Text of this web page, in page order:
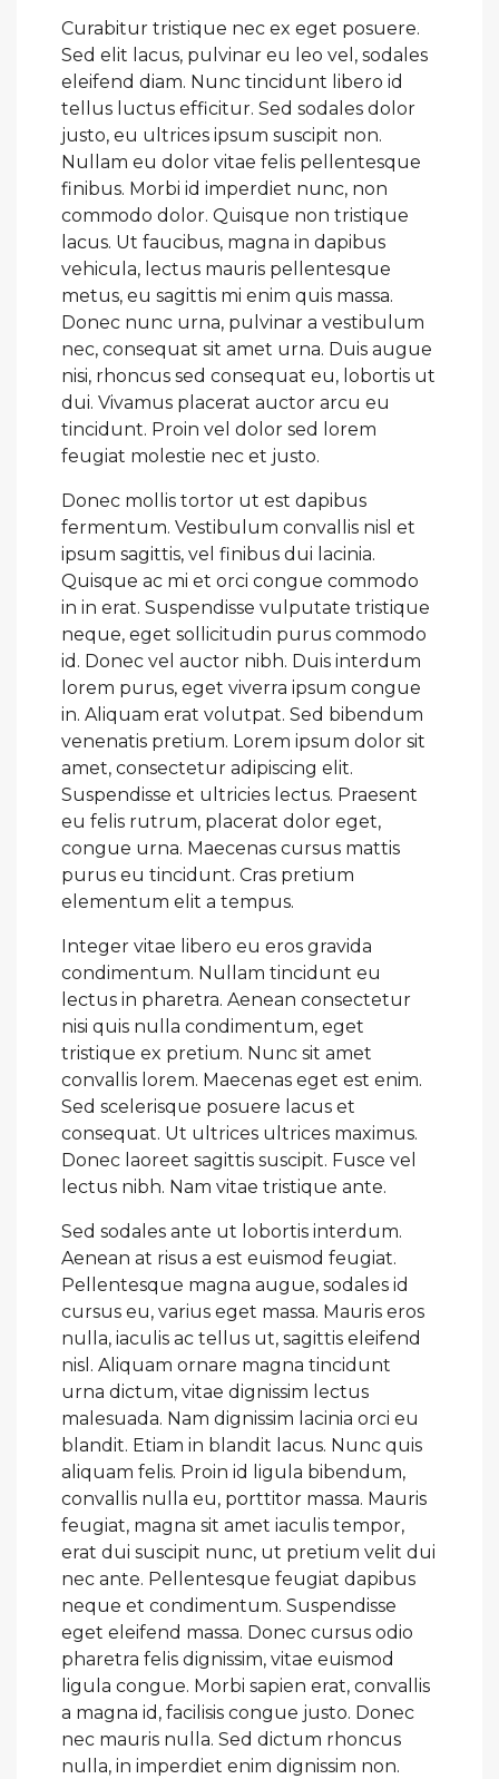
Curabitur tristique nec ex eget posuere.
Sed elit lacus, pulvinar eu leo vel, sodales
eleifend diam. Nunc tincidunt libero id
tellus luctus efficitur. Sed sodales dolor
justo, eu ultrices ipsum suscipit non.
Nullam eu dolor vitae felis pellentesque
finibus. Morbi id imperdiet nunc, non
commodo dolor. Quisque non tristique
lacus. Ut faucibus, magna in dapibus
vehicula, lectus mauris pellentesque
metus, eu sagittis mi enim quis massa.
Donec nunc urna, pulvinar a vestibulum
nec, consequat sit amet urna. Duis augue
nisi, rhoncus sed consequat eu, lobortis ut
dui. Vivamus placerat auctor arcu eu
tincidunt. Proin vel dolor sed lorem
feugiat molestie nec et justo.
Donec mollis tortor ut est dapibus
fermentum. Vestibulum convallis nisl et
ipsum sagittis, vel finibus dui lacinia.
Quisque ac mi et orci congue commodo
in in erat. Suspendisse vulputate tristique
neque, eget sollicitudin purus commodo
id. Donec vel auctor nibh. Duis interdum
lorem purus, eget viverra ipsum congue
in. Aliquam erat volutpat. Sed bibendum
venenatis pretium. Lorem ipsum dolor sit
amet, consectetur adipiscing elit.
Suspendisse et ultricies lectus. Praesent
eu felis rutrum, placerat dolor eget,
congue urna. Maecenas cursus mattis
purus eu tincidunt. Cras pretium
elementum elit a tempus.
Integer vitae libero eu eros gravida
condimentum. Nullam tincidunt eu
lectus in pharetra. Aenean consectetur
nisi quis nulla condimentum, eget
tristique ex pretium. Nunc sit amet
convallis lorem. Maecenas eget est enim.
Sed scelerisque posuere lacus et
consequat. Ut ultrices ultrices maximus.
Donec laoreet sagittis suscipit. Fusce vel
lectus nibh. Nam vitae tristique ante.
Sed sodales ante ut lobortis interdum.
Aenean at risus a est euismod feugiat.
Pellentesque magna augue, sodales id
cursus eu, varius eget massa. Mauris eros
nulla, iaculis ac tellus ut, sagittis eleifend
nisl. Aliquam ornare magna tincidunt
urna dictum, vitae dignissim lectus
malesuada. Nam dignissim lacinia orci eu
blandit. Etiam in blandit lacus. Nunc quis
aliquam felis. Proin id ligula bibendum,
convallis nulla eu, porttitor massa. Mauris
feugiat, magna sit amet iaculis tempor,
erat dui suscipit nunc, ut pretium velit dui
nec ante. Pellentesque feugiat dapibus
neque et condimentum. Suspendisse
eget eleifend massa. Donec cursus odio
pharetra felis dignissim, vitae euismod
ligula congue. Morbi sapien erat, convallis
a magna id, facilisis congue justo. Donec
nec mauris nulla. Sed dictum rhoncus
nulla, in imperdiet enim dignissim non.